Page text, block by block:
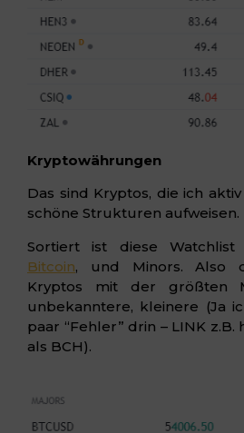
Kryptowährungen
Das sind Kryptos, die ich
schöne Strukturen aufweisen.
Sortiert ist diese Watchlist
Bitcoin, und Minors. Also
Kryptos mit der größten
unbekanntere, kleinere (Ja
paar “Fehler” drin – LINK
als BCH).